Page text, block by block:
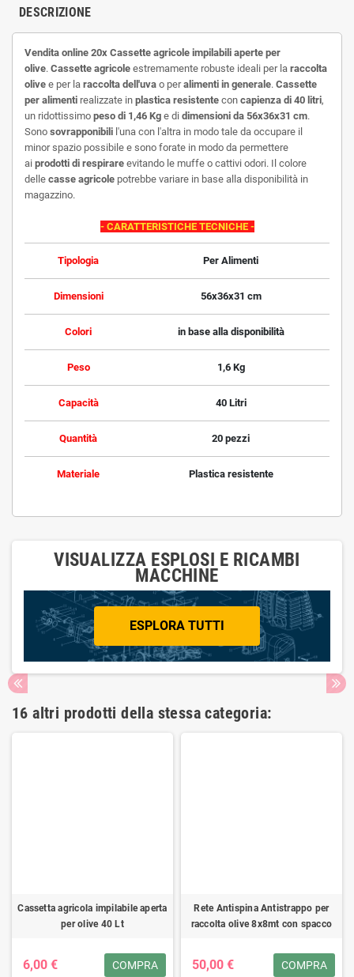
DESCRIZIONE
Vendita online 20x Cassette agricole impilabili aperte per
olive. Cassette agricole estremamente robuste ideali per la raccolta
olive e per la raccolta dell'uva o peralimenti in generale. Cassette
per alimenti realizzate in plastica resistente con capienza di 40 litri,
un ridottissimo peso di 1,46 Kg e di dimensioni da 56x36x31 cm.
Sono sovrapponibili l'una con l'altra in modo tale da occupare il
minor spazio possibile e sono forate in modo da permettere
ai prodotti di respirare evitando le muffe o cattivi odori. Il colore
delle casse agricole potrebbe variare in base alla disponibilità in
magazzino.
- CARATTERISTICHE TECNICHE -
Tipologia Per Alimenti
Dimensioni 56x36x31 cm
Colori in base alla disponibilità
Peso 1,6 Kg
Capacità 40 Litri
Quantità 20 pezzi
Materiale Plastica resistente
VISUALIZZA ESPLOSI E RICAMBI
MACCHINE
ESPLORA TUTTI
16 altri prodotti della stessa categoria:
Cassetta agricola impilabile aperta
per olive 40 Lt
6,00 € COMPRA
Rete Antispina Antistrappo per
raccolta olive 8x8mt con spacco
50,00 € COMPRA